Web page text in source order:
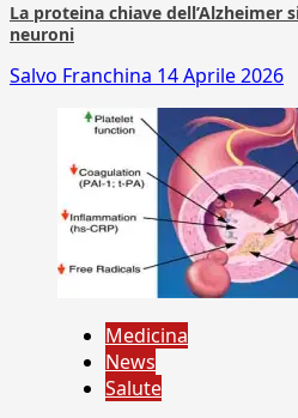
La proteina chiave dell’Alzheimer
neuroni
Salvo Franchina 14 Aprile 2026
Medicina
News
Salute